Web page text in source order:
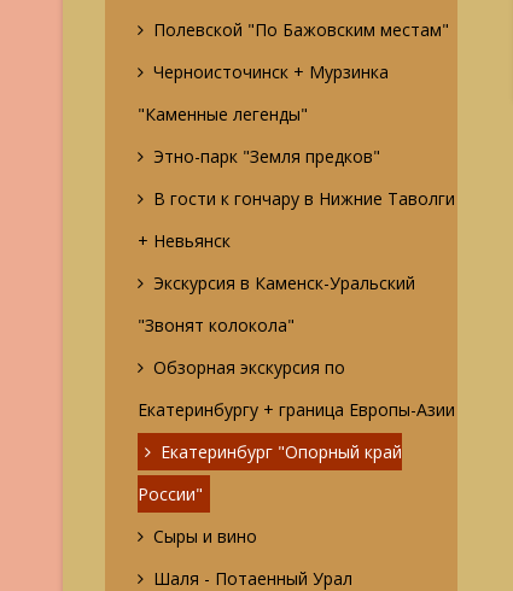
Полевской "По Бажовским местам"
Черноисточинск + Мурзинка
"Каменные легенды"
Этно-парк "Земля предков"
В гости к гончару в Нижние Таволги
+ Невьянск
Экскурсия в Каменск-Уральский
"Звонят колокола"
Обзорная экскурсия по
Екатеринбургу + граница Европы-Азии
Екатеринбург "Опорный край
России"
Сыры и вино
Шаля - Потаенный Урал